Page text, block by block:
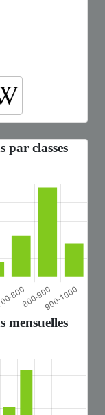
par classes
mensuelles